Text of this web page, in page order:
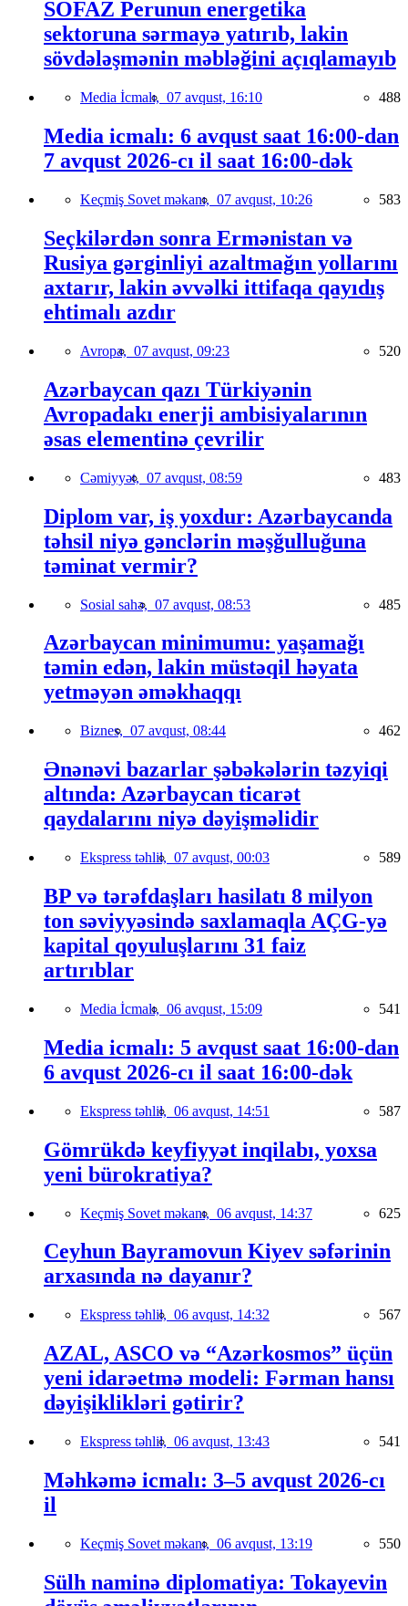
SOFAZ Perunun energetika
sektoruna sərmayə yatırıb, lakin
sövdələşmənin məbləğini açıqlamayıb
Media İcmalı, 07 avqust, 16:10 488
Media icmalı: 6 avqust saat 16:00-dan
7 avqust 2026-cı il saat 16:00-dək
Keçmiş Sovet məkanı, 07 avqust, 10:26 583
Seçkilərdən sonra Ermənistan və
Rusiya gərginliyi azaltmağın yollarını
axtarır, lakin əvvəlki ittifaqa qayıdış
ehtimalı azdır
Avropa, 07 avqust, 09:23 520
Azərbaycan qazı Türkiyənin
Avropadakı enerji ambisiyalarının
əsas elementinə çevrilir
Cəmiyyət, 07 avqust, 08:59 483
Diplom var, iş yoxdur: Azərbaycanda
təhsil niyə gənclərin məşğulluğuna
təminat vermir?
Sosial sahə, 07 avqust, 08:53 485
Azərbaycan minimumu: yaşamağı
təmin edən, lakin müstəqil həyata
yetməyən əməkhaqqı
Biznes, 07 avqust, 08:44 462
Ənənəvi bazarlar şəbəkələrin təzyiqi
altında: Azərbaycan ticarət
qaydalarını niyə dəyişməlidir
Ekspress təhlil, 07 avqust, 00:03 589
BP və tərəfdaşları hasilatı 8 milyon
ton səviyyəsində saxlamaqla AÇG-yə
kapital qoyuluşlarını 31 faiz
artırıblar
Media İcmalı, 06 avqust, 15:09 541
Media icmalı: 5 avqust saat 16:00-dan
6 avqust 2026-cı il saat 16:00-dək
Ekspress təhlil, 06 avqust, 14:51 587
Gömrükdə keyfiyyət inqilabı, yoxsa
yeni bürokratiya?
Keçmiş Sovet məkanı, 06 avqust, 14:37 625
Ceyhun Bayramovun Kiyev səfərinin
arxasında nə dayanır?
Ekspress təhlil, 06 avqust, 14:32 567
AZAL, ASCO və “Azərkosmos” üçün
yeni idarəetmə modeli: Fərman hansı
dəyişiklikləri gətirir?
Ekspress təhlil, 06 avqust, 13:43 541
Məhkəmə icmalı: 3–5 avqust 2026-cı
il
Keçmiş Sovet məkanı, 06 avqust, 13:19 550
Sülh naminə diplomatiya: Tokayevin